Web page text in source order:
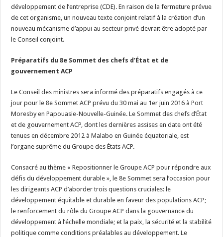
développement de l’entreprise (CDE). En raison de la fermeture prévue
de cet organisme, un nouveau texte conjoint relatif à la création d’un
nouveau mécanisme d’appui au secteur privé devrait être adopté par
le Conseil conjoint.
Préparatifs du 8e Sommet des chefs d’État et de
gouvernement ACP
Le Conseil des ministres sera informé des préparatifs engagés à ce
jour pour le 8e Sommet ACP prévu du 30 mai au 1er juin 2016 à Port
Moresby en Papouasie-Nouvelle-Guinée. Le Sommet des chefs d’État
et de gouvernement ACP, dont les dernières assises en date ont été
tenues en décembre 2012 à Malabo en Guinée équatoriale, est
l’organe suprême du Groupe des États ACP.
Consacré au thème « Repositionner le Groupe ACP pour répondre aux
défis du développement durable », le 8e Sommet sera l’occasion pour
les dirigeants ACP d’aborder trois questions cruciales: le
développement équitable et durable en faveur des populations ACP;
le renforcement du rôle du Groupe ACP dans la gouvernance du
développement à l’échelle mondiale; et la paix, la sécurité et la stabilité
politique comme conditions préalables au développement. Le